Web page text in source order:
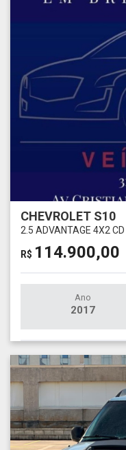
CHEVROLET S10
2.5 ADVANTAGE 4X2
R$ 114.900,00
Ano
2017